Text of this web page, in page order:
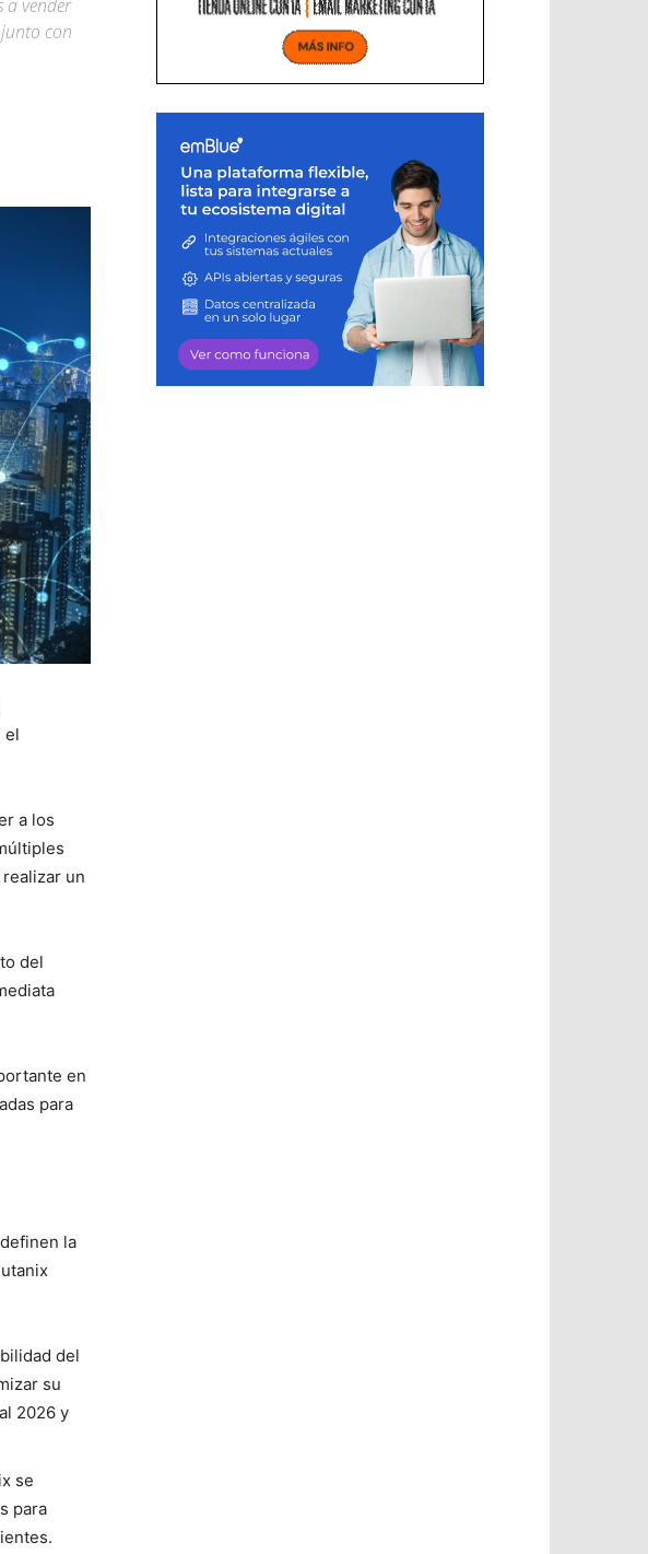
a vender
con
el
a los
un
del
en
para
la
del
su
2026 y
se
para